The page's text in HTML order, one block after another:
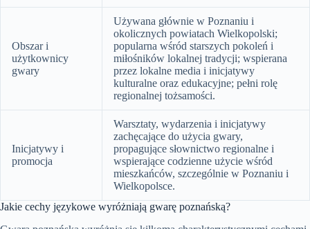
Obszar i
użytkownicy
gwary
Używana głównie w Poznaniu i
okolicznych powiatach Wielkopolski;
popularna wśród starszych pokoleń i
miłośników lokalnej tradycji; wspierana
przez lokalne media i inicjatywy
kulturalne oraz edukacyjne; pełni rolę
regionalnej tożsamości.
Inicjatywy i
promocja
Warsztaty, wydarzenia i inicjatywy
zachęcające do użycia gwary,
propagujące słownictwo regionalne i
wspierające codzienne użycie wśród
mieszkańców, szczególnie w Poznaniu i
Wielkopolsce.
Jakie cechy językowe wyróżniają gwarę poznańską?